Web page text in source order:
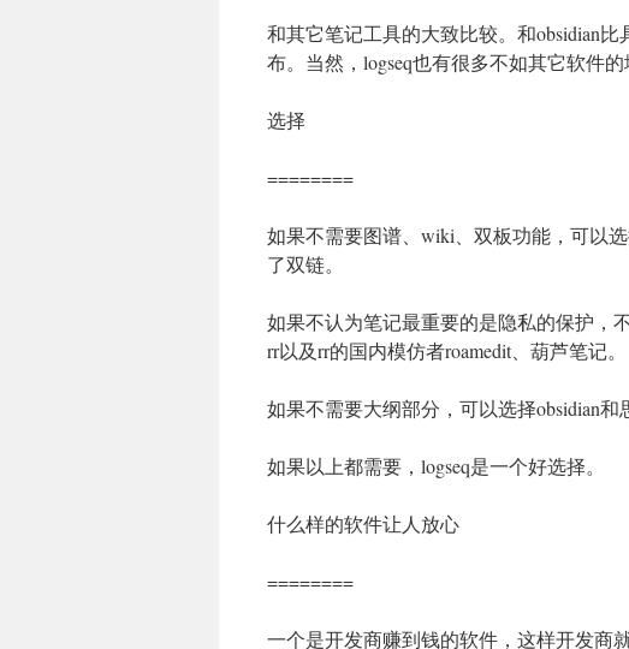
和其它笔记工具的大致比较。和obsidian
布。当然，logseq也有很多不如其它软件的
选择
========
如果不需要图谱、wiki、双板功能，可以
了双链。
如果不认为笔记最重要的是隐私的保护，
rr以及rr的国内模仿者roamedit、葫芦笔记。
如果不需要大纲部分，可以选择obsidian和
如果以上都需要，logseq是一个好选择。
什么样的软件让人放心
========
一个是开发商赚到钱的软件，这样开发商